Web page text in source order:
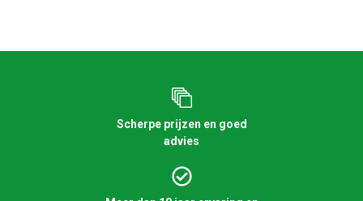
Scherpe prijzen en goed
advies